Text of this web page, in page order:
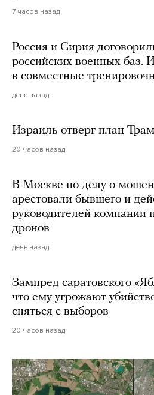
7 часов назад
Россия и Сирия
российских военных баз.
в совместные
день назад
Израиль отверг план
20 часов назад
В Москве по делу о
арестовали бывшего и
руководителей компании
дронов
день назад
Зампред саратовского
что ему угрожают
сняться с выборов
20 часов назад